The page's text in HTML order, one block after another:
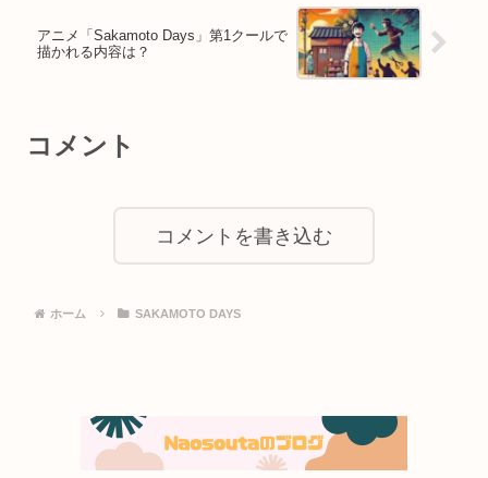
アニメ「Sakamoto Days」第1クールで
描かれる内容は？
コメント
コメントを書き込む
ホーム SAKAMOTO DAYS